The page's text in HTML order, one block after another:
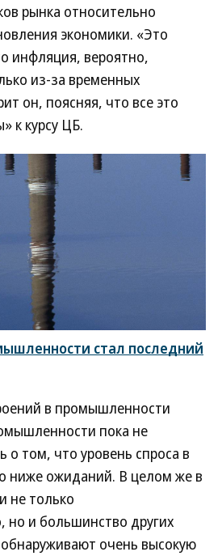
рынка относительно
экономики. «Это
инфляция, вероятно,
из-за временных
он, поясняя, что все это
к курсу ЦБ.
стал последний
в промышленности
пока не
о том, что уровень спроса в
ниже ожиданий. В целом же в
не только
но и большинство других
очень высокую